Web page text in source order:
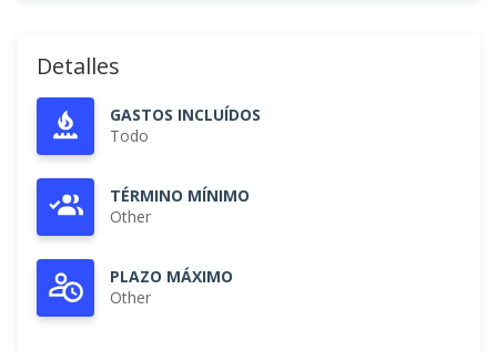
Detalles
GASTOS INCLUÍDOS
Todo
TÉRMINO MÍNIMO
Other
PLAZO MÁXIMO
Other